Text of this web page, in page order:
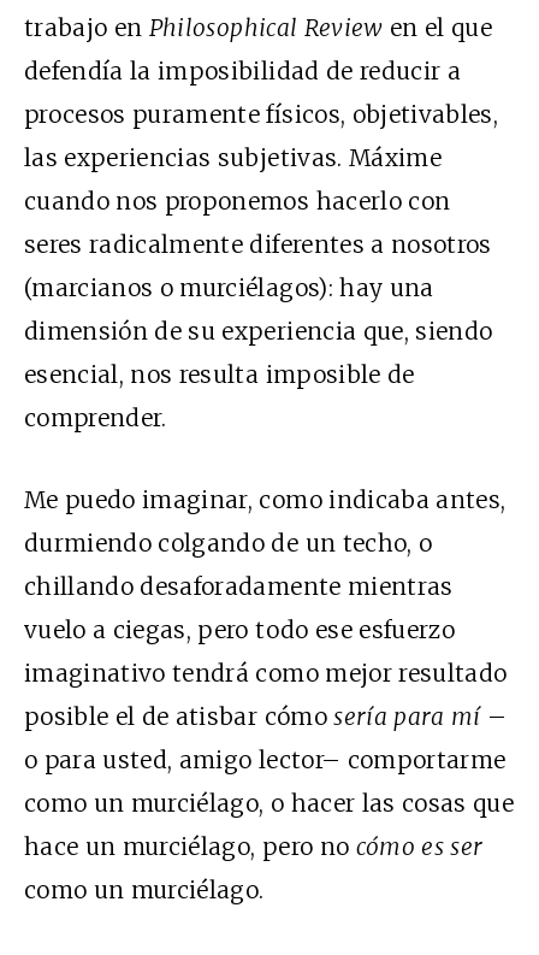
trabajo en Philosophical Review en el que
defendía la imposibilidad de reducir a
procesos puramente físicos, objetivables,
las experiencias subjetivas. Máxime
cuando nos proponemos hacerlo con
seres radicalmente diferentes a nosotros
(marcianos o murciélagos): hay una
dimensión de su experiencia que, siendo
esencial, nos resulta imposible de
comprender.
Me puedo imaginar, como indicaba antes,
durmiendo colgando de un techo, o
chillando desaforadamente mientras
vuelo a ciegas, pero todo ese esfuerzo
imaginativo tendrá como mejor resultado
posible el de atisbar cómosería para mí–
o para usted, amigo lector– comportarme
como un murciélago, o hacer las cosas que
hace un murciélago, pero no cómo es ser
como un murciélago.